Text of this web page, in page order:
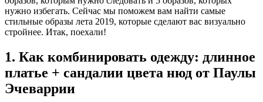
нужно избегать. Сейчас мы поможем вам найти самые
стильные образы лета 2019, которые сделают вас визуально
стройнее. Итак, поехали!
1. Как комбинировать одежду: длинное
платье + сандалии цвета нюд от Паулы
Эчеваррии